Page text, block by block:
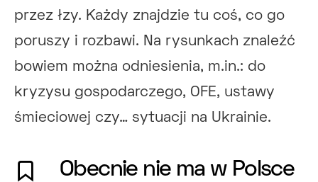
przez łzy. Każdy znajdzie tu coś, co go
poruszy i rozbawi. Na rysunkach znaleźć
bowiem można odniesienia, m.in.: do
kryzysu gospodarczego, OFE, ustawy
śmieciowej czy… sytuacji na Ukrainie.
Obecnie nie ma w Polsce